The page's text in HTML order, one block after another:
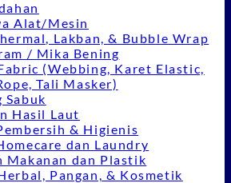
Alat/Mesin
Lakban, & Bubble Wrap
/ Mika Bening
(Webbing, Karet Elastic,
Tali Masker)
Sabuk
Hasil Laut
& Higienis
dan Laundry
Makanan dan Plastik
Pangan, & Kosmetik